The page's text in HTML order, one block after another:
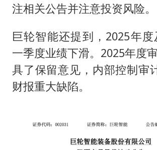
注相关公告并注意投资风险。
巨轮智能还提到，2025年度
一季度业绩下滑。2025年度
具了保留意见，内部控制审
财报重大缺陷。